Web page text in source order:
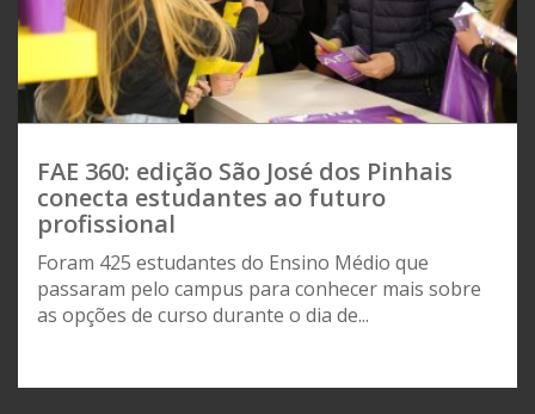
FAE 360: edição São José dos Pinhais
conecta estudantes ao futuro
profissional
Foram 425 estudantes do Ensino Médio que
passaram pelo campus para conhecer mais sobre
as opções de curso durante o dia de...